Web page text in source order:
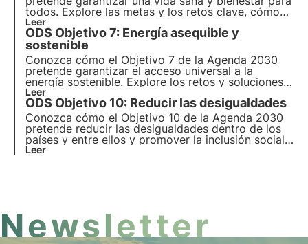
todos. Explore las metas y los retos clave, cómo
avanza Italia hacia la consecución de estos
objetivos y cómo pueden contribuir las empresas a
este objetivo.
Leer
ODS Objetivo 7: Energía asequible y
sostenible
Conozca cómo el Objetivo 7 de la Agenda 2030
pretende garantizar el acceso universal a la
energía sostenible. Explore los retos y soluciones
para promover las energías renovables y la
eficiencia energética, el papel de las empresas y
los proyectos innovadores en este ámbito.
Leer
ODS Objetivo 10: Reducir las desigualdades
Conozca cómo el Objetivo 10 de la Agenda 2030
pretende reducir las desigualdades dentro de los
países y entre ellos y promover la inclusión social,
económica y política. Explore las principales
Leer
Newsletter